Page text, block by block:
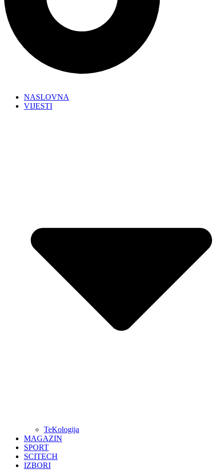
NASLOVNA
VIJESTI
TeKologija
MAGAZIN
SPORT
SCITECH
IZBORI